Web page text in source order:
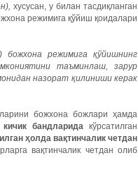
хусусан, у билан тасдиқланган
режимига қўйиш қоидалари
режимига қўйишнинг
таъминлаш, зарур
назорат қилиниши керак
божхона божлари ҳамда
бандларида кўрсатилган
ҳолда вақтинчалик четдан
вақтинчалик четдан олиб